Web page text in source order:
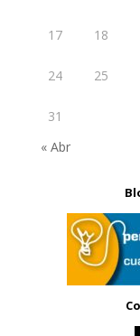
17 18
24 25
31
« Abr